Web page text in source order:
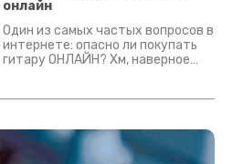
Подробно - в видео :)
онлайн
Один из самых частых вопросов в
интернете: опасно ли покупать
гитару ОНЛАЙН? Хм, наверное
застрахован. Случись что -